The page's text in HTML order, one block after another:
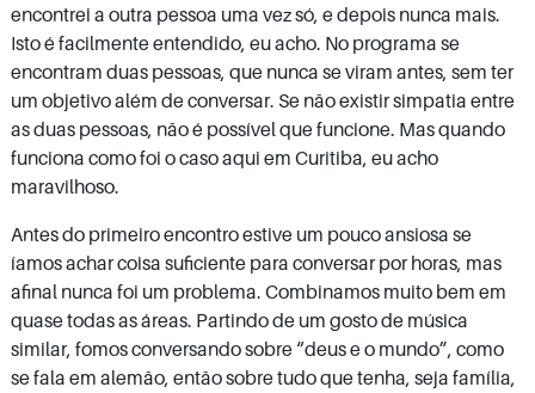
encontrei a outra pessoa uma vez só, e depois nunca mais.
Isto é facilmente entendido, eu acho. No programa se
encontram duas pessoas, que nunca se viram antes, sem ter
um objetivo além de conversar. Se não existir simpatia entre
as duas pessoas, não é possível que funcione. Mas quando
funciona como foi o caso aqui em Curitiba, eu acho
maravilhoso.
Antes do primeiro encontro estive um pouco ansiosa se
íamos achar coisa suficiente para conversar por horas, mas
afinal nunca foi um problema. Combinamos muito bem em
quase todas as áreas. Partindo de um gosto de música
similar, fomos conversando sobre “deus e o mundo”, como
se fala em alemão, então sobre tudo que tenha, seja família,